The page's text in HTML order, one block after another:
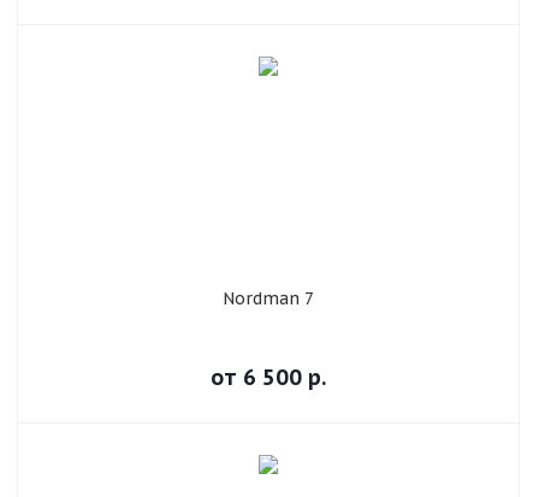
Nordman 7
от 6 500 р.